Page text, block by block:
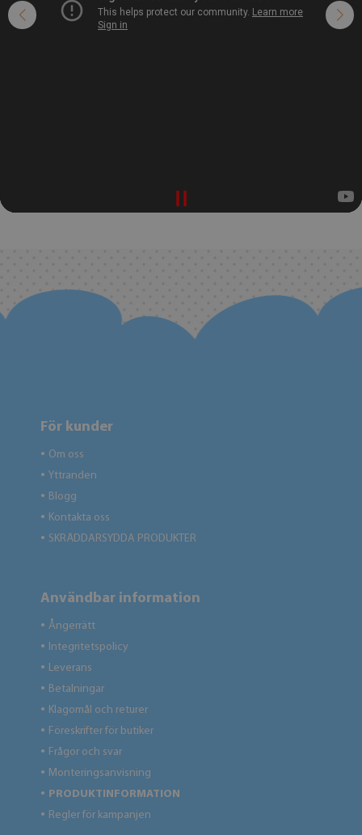
För kunder
● Om oss
● Yttranden
● Blogg
● Kontakta oss
● SKRÄDDARSYDDA PRODUKTER
Användbar information
● Ångerrätt
● Integritetspolicy
● Leverans
● Betalningar
● Klagomål och returer
● Föreskrifter för butiker
● Frågor och svar
● Monteringsanvisning
● PRODUKTINFORMATION
● Regler för kampanjen